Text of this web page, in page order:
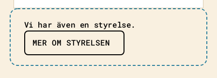
Vi har även en styrelse.
MER OM STYRELSEN